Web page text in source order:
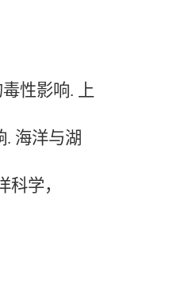
性影响. 上
海洋与湖
学，